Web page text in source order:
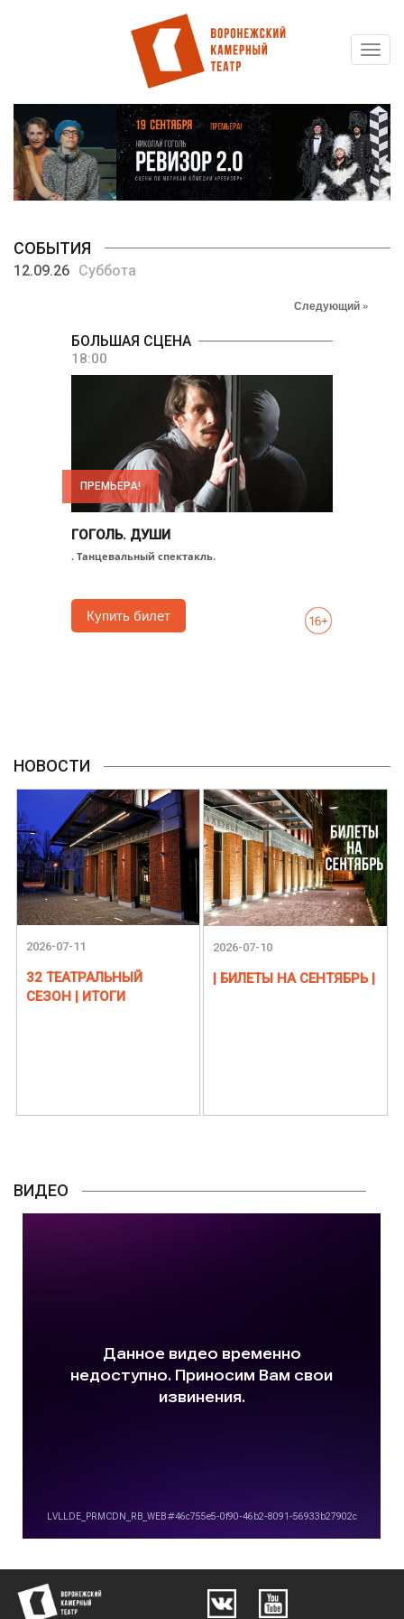
основному
содержанию
СОБЫТИЯ
12.09.26 Суббота
Следующий »
БОЛЬШАЯ СЦЕНА
18:00
ПРЕМЬЕРА!
ГОГОЛЬ. ДУШИ
. Танцевальный спектакль.
Купить билет
НОВОСТИ
2026-07-11
32 ТЕАТРАЛЬНЫЙ
СЕЗОН | ИТОГИ
2026-07-10
| БИЛЕТЫ НА СЕНТЯБРЬ |
ВИДЕО